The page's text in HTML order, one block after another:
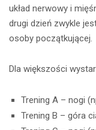
układ nerwowy i
drugi dzień zwykle
osoby początkującej.
Dla większości
Trening A – nogi
Trening B – góra